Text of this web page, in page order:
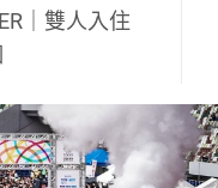
｜雙人入住